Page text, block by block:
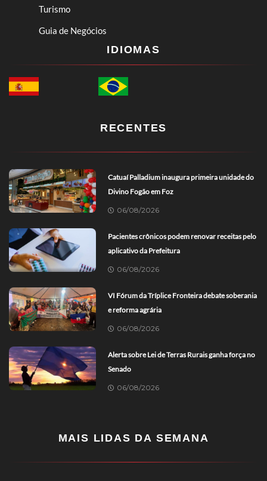
Turismo
Guia de Negócios
IDIOMAS
RECENTES
Catuaí Palladium inaugura primeira unidade do
Divino Fogão em Foz
06/08/2026
Pacientes crônicos podem renovar receitas pelo
aplicativo da Prefeitura
06/08/2026
VI Fórum da Tríplice Fronteira debate soberania
e reforma agrária
06/08/2026
Alerta sobre Lei de Terras Rurais ganha força no
Senado
06/08/2026
MAIS LIDAS DA SEMANA